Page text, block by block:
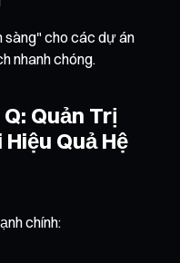
sàng" cho các dự án
nhanh chóng.
Quản Trị
Quả Hệ
chính: